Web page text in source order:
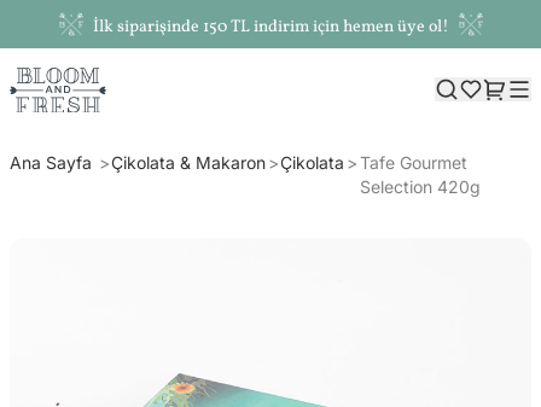
İlk siparişinde 150 TL indirim için hemen üye ol!
Ana Sayfa Çikolata & Makaron Çikolata
Tafe Gourmet
Selection 420g